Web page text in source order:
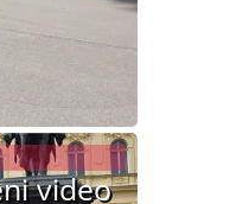
video